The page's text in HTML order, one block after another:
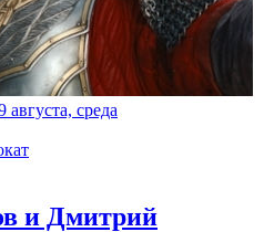
августа, среда
и Дмитрий